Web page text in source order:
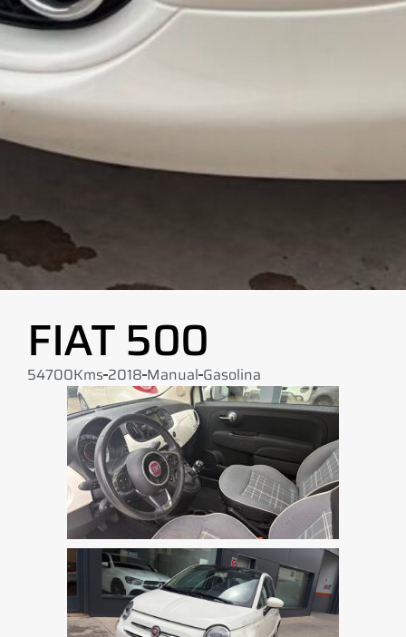
FIAT 500
54700Kms 2018 Manual Gasolina